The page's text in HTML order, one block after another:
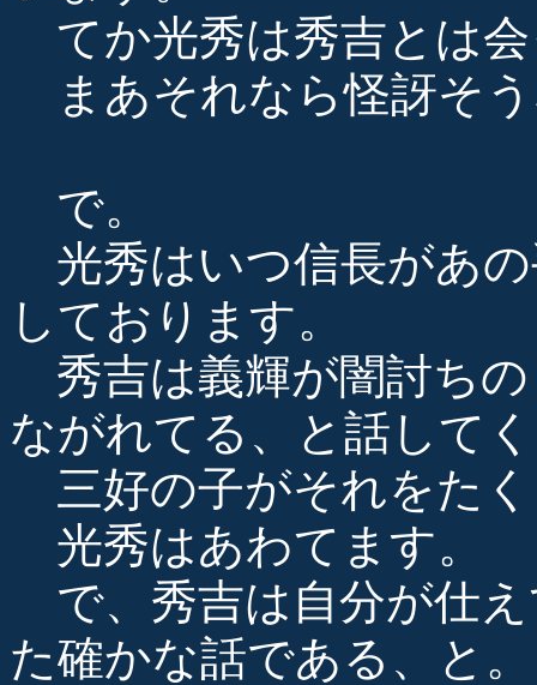
てか光秀は秀吉とは
まあそれなら怪訝そ
で。
光秀はいつ信長があ
しております。
秀吉は義輝が闇討ち
ながれてる、と話して
三好の子がそれをた
光秀はあわてます。
で、秀吉は自分が仕
た確かな話である、と。